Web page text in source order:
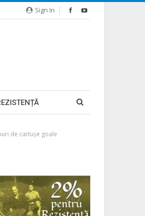
Sign In
de cartușe goale